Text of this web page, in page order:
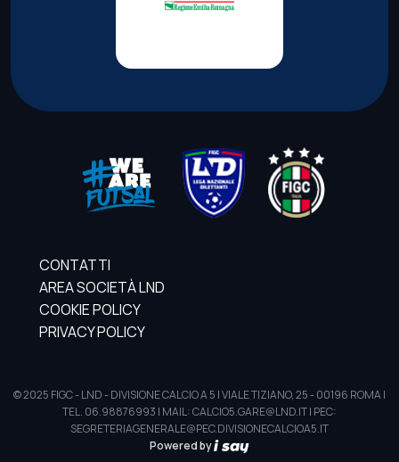
CONTATTI
AREA SOCIETÀ LND
COOKIE POLICY
PRIVACY POLICY
© 2025 FIGC - LND - DIVISIONE CALCIO A 5 | VIALE TIZIANO, 25 - 00196 ROMA |
TEL. 06.98876993 | MAIL: CALCIO5.GARE@LND.IT | PEC:
SEGRETERIAGENERALE@PEC.DIVISIONECALCIOA5.IT
Powered by